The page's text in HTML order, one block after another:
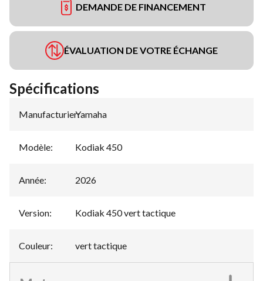
DEMANDE DE FINANCEMENT
ÉVALUATION DE VOTRE ÉCHANGE
Spécifications
Manufacturier:
Yamaha
Modèle: Kodiak 450
Année: 2026
Version: Kodiak 450 vert tactique
Couleur: vert tactique